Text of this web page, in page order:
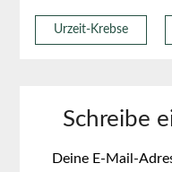
Urzeit-Krebse
Schreibe
Deine E-Mail-